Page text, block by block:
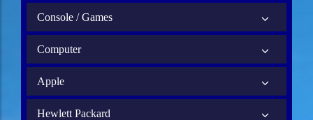
Console / Games
Computer
Apple
Hewlett Packard